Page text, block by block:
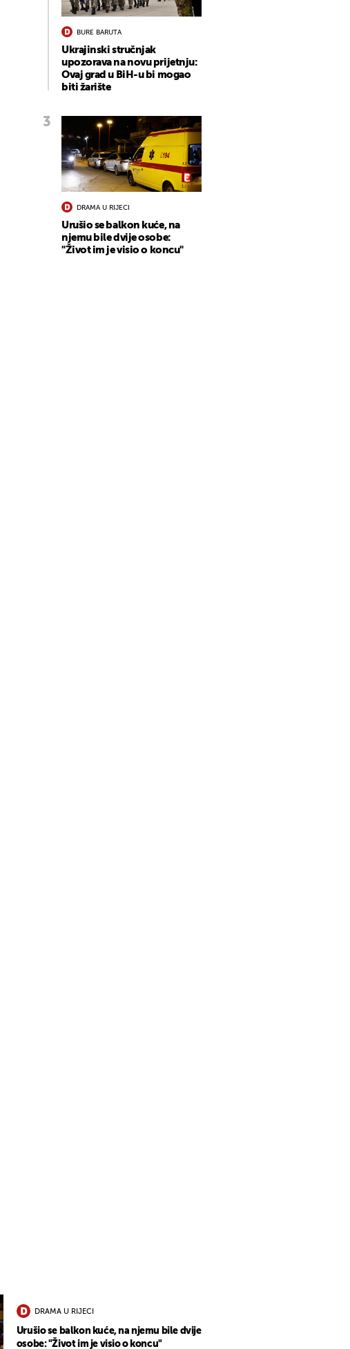
BURE BARUTA
Ukrajinski stručnjak
upozorava na novu prijetnju:
Ovaj grad u BiH-u bi mogao
biti žarište
DRAMA U RIJECI
Urušio se balkon kuće, na
njemu bile dvije osobe:
"Život im je visio o koncu"
DRAMA U RIJECI
Urušio se balkon kuće, na njemu bile dvije
osobe: "Život im je visio o koncu"